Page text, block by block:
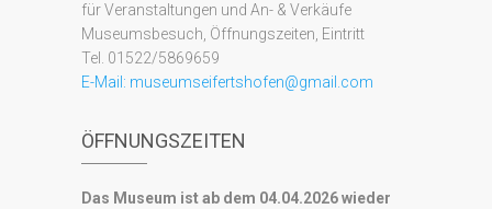
für Veranstaltungen und An- & Verkäufe
Museumsbesuch, Öffnungszeiten, Eintritt
Tel. 01522/5869659
E-Mail: museumseifertshofen@gmail.com
ÖFFNUNGSZEITEN
Das Museum ist ab dem 04.04.2026 wieder